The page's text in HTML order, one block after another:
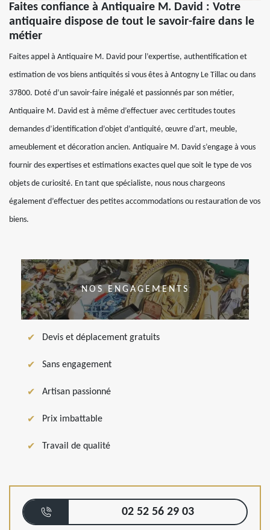
Faites confiance à Antiquaire M. David : Votre
antiquaire dispose de tout le savoir-faire dans le
métier
Faites appel à Antiquaire M. David pour l’expertise, authentification et
estimation de vos biens antiquités si vous êtes à Antogny Le Tillac ou dans
37800. Doté d’un savoir-faire inégalé et passionnés par son métier,
Antiquaire M. David est à même d’effectuer avec certitudes toutes
demandes d’identification d’objet d’antiquité, œuvre d’art, meuble,
ameublement et décoration ancien. Antiquaire M. David s’engage à vous
fournir des expertises et estimations exactes quel que soit le type de vos
objets de curiosité. En tant que spécialiste, nous nous chargeons
également d’effectuer des petites accommodations ou restauration de vos
biens.
NOS ENGAGEMENTS
Devis et déplacement gratuits
Sans engagement
Artisan passionné
Prix imbattable
Travail de qualité
02 52 56 29 03